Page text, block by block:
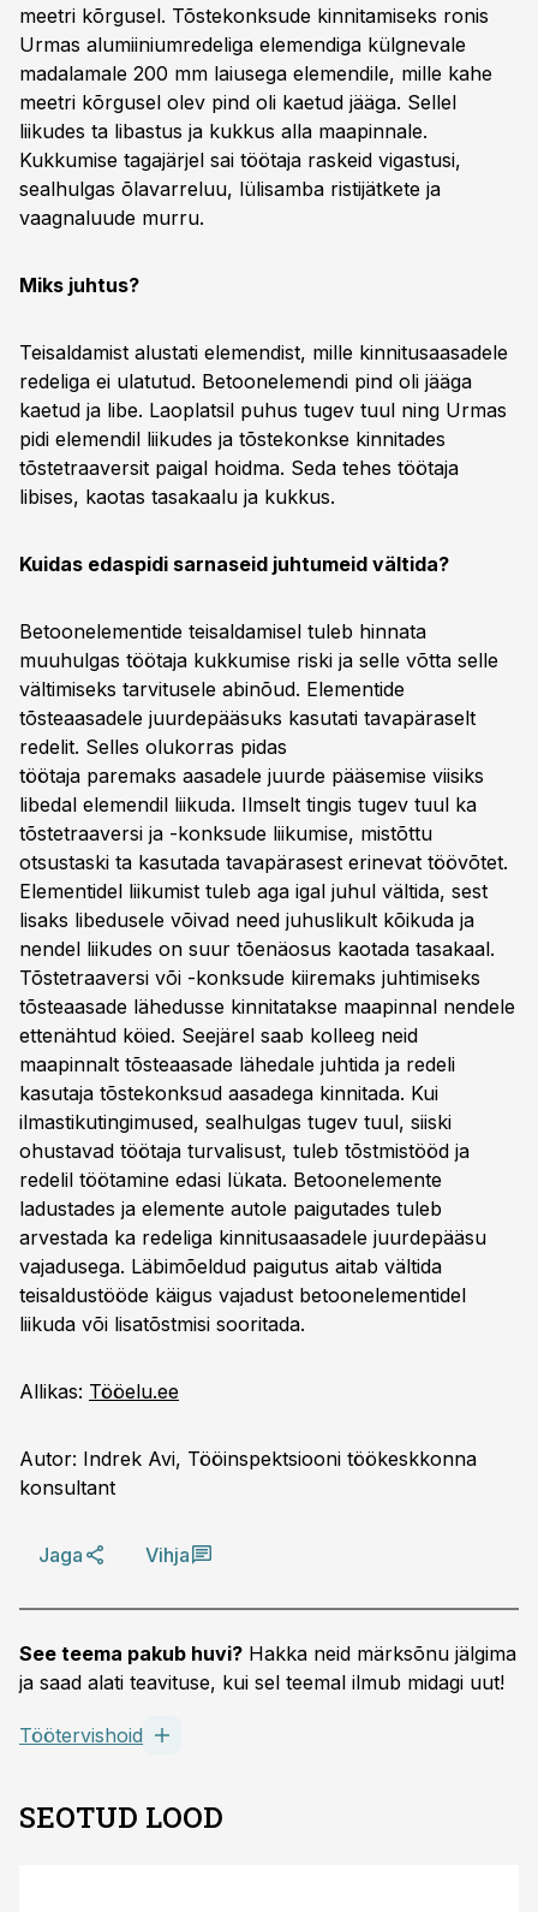
meetri kõrgusel. Tõstekonksude kinnitamiseks ronis
Urmas alumiiniumredeliga elemendiga külgnevale
madalamale 200 mm laiusega elemendile, mille kahe
meetri kõrgusel olev pind oli kaetud jääga. Sellel
liikudes ta libastus ja kukkus alla maapinnale.
Kukkumise tagajärjel sai töötaja raskeid vigastusi,
sealhulgas õlavarreluu, lülisamba ristijätkete ja
vaagnaluude murru.
Miks juhtus?
Teisaldamist alustati elemendist, mille kinnitusaasadele
redeliga ei ulatutud. Betoonelemendi pind oli jääga
kaetud ja libe. Laoplatsil puhus tugev tuul ning Urmas
pidi elemendil liikudes ja tõstekonkse kinnitades
tõstetraaversit paigal hoidma. Seda tehes töötaja
libises, kaotas tasakaalu ja kukkus.
Kuidas edaspidi sarnaseid juhtumeid vältida?
Betoonelementide teisaldamisel tuleb hinnata
muuhulgas töötaja kukkumise riski ja selle võtta selle
vältimiseks tarvitusele abinõud. Elementide
tõsteaasadele juurdepääsuks kasutati tavapäraselt
redelit. Selles olukorras pidas
töötaja paremaks aasadele juurde pääsemise viisiks
libedal elemendil liikuda. Ilmselt tingis tugev tuul ka
tõstetraaversi ja -konksude liikumise, mistõttu
otsustaski ta kasutada tavapärasest erinevat töövõtet.
Elementidel liikumist tuleb aga igal juhul vältida, sest
lisaks libedusele võivad need juhuslikult kõikuda ja
nendel liikudes on suur tõenäosus kaotada tasakaal.
Tõstetraaversi või -konksude kiiremaks juhtimiseks
tõsteaasade lähedusse kinnitatakse maapinnal nendele
ettenähtud köied. Seejärel saab kolleeg neid
maapinnalt tõsteaasade lähedale juhtida ja redeli
kasutaja tõstekonksud aasadega kinnitada. Kui
ilmastikutingimused, sealhulgas tugev tuul, siiski
ohustavad töötaja turvalisust, tuleb tõstmistööd ja
redelil töötamine edasi lükata. Betoonelemente
ladustades ja elemente autole paigutades tuleb
arvestada ka redeliga kinnitusaasadele juurdepääsu
vajadusega. Läbimõeldud paigutus aitab vältida
teisaldustööde käigus vajadust betoonelementidel
liikuda või lisatõstmisi sooritada.
Allikas: Tööelu.ee
Autor: Indrek Avi, Tööinspektsiooni töökeskkonna
konsultant
Jaga Vihja
See teema pakub huvi? Hakka neid märksõnu jälgima
ja saad alati teavituse, kui sel teemal ilmub midagi uut!
Töötervishoid
SEOTUD LOOD